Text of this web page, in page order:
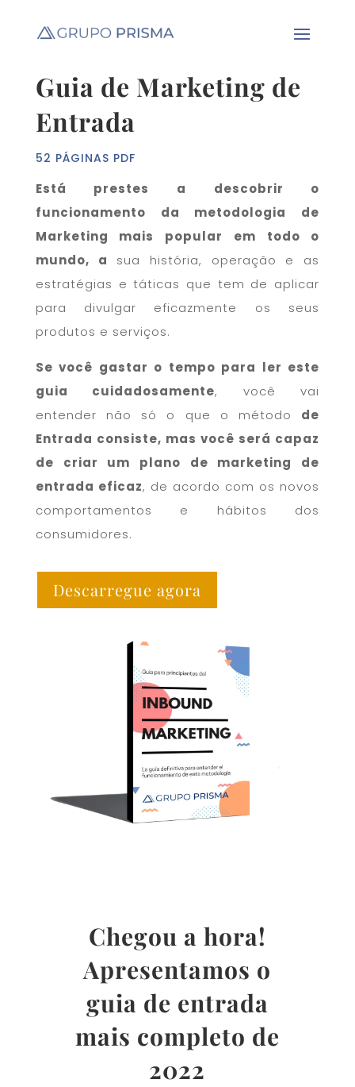
Guia de Marketing de
Entrada
52 PÁGINAS PDF
Está prestes a descobrir o
funcionamento da metodologia de
Marketing mais popular em todo o
mundo, a sua história, operação e as
estratégias e táticas que tem de aplicar
para divulgar eficazmente os seus
produtos e serviços.
Se você gastar o tempo para ler este
guia cuidadosamente, você vai
entender não só o que o método de
Entrada consiste, mas você será capaz
de criar um plano de marketing de
entrada eficaz, de acordo com os novos
comportamentos e hábitos dos
consumidores.
Descarregue agora
Chegou a hora!
Apresentamos o
guia de entrada
mais completo de
2022